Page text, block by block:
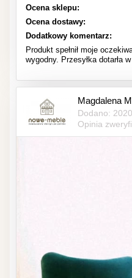
Ocena sklepu:
Ocena dostawy:
Dodatkowy komentarz:
Produkt spełnił moje
wygodny. Przesyłka dotarła
Magdalena
Dodano:
Opinia